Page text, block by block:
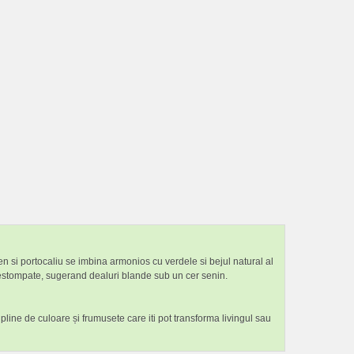
si portocaliu se imbina armonios cu verdele si bejul natural al
sugerand dealuri blande sub un cer senin.
de culoare și frumusete care iti pot transforma livingul sau